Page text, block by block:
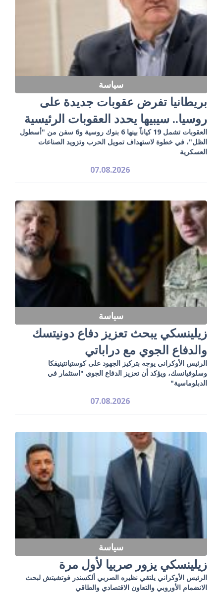
سياسة
بريطانيا تفرض عقوبات جديدة على
روسيا.. سيبيها يحدد العقوبات الرئيسية
العقوبات تشمل 19 كياناً بينها 6 بنوك روسية و6 سفن من "أسطول
الظل"، في خطوة لاستهداف تمويل الحرب وتزويد الصناعات
العسكرية
07.08.2026
سياسة
زيلينسكي يبحث تعزيز دفاع دونيتسك
والدفاع الجوي مع دراباتي
الرئيس الأوكراني يوجه بتركيز الجهود على كوستيانتينيفكا
وسلوفيانسك، ويؤكد أن تعزيز الدفاع الجوي "استثمار في
الدبلوماسية"
07.08.2026
سياسة
زيلينسكي يزور صربيا لأول مرة
الرئيس الأوكراني يلتقي نظيره الصربي ألكسندر فوتشيتش لبحث
الانضمام الأوروبي والتعاون الاقتصادي والطاقي